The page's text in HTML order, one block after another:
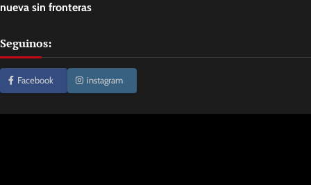
nueva sin fronteras
Seguinos:
Facebook instagram